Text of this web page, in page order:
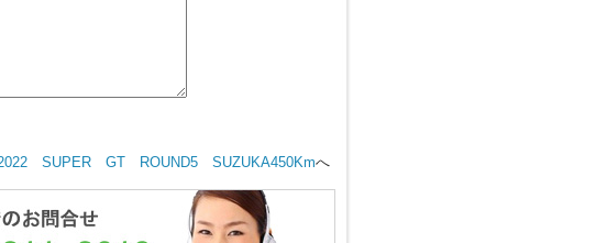
SUPER GT ROUND5 SUZUKA450Kmへ